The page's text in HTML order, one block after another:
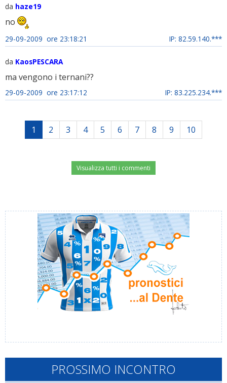
da haze19
no
29-09-2009 ore 23:18:21 IP: 82.59.140.***
da KaosPESCARA
ma vengono i ternani??
29-09-2009 ore 23:17:12 IP: 83.225.234.***
1 2 3 4 5 6 7 8 9 10
Visualizza tutti i commenti
PROSSIMO INCONTRO